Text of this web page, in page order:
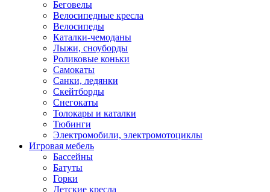
Беговелы
Велосипедные кресла
Велосипеды
Каталки-чемоданы
Лыжи, сноуборды
Роликовые коньки
Самокаты
Санки, ледянки
Скейтборды
Снегокаты
Толокары и каталки
Тюбинги
Электромобили, электромотоциклы
Игровая мебель
Бассейны
Батуты
Горки
Детские кресла